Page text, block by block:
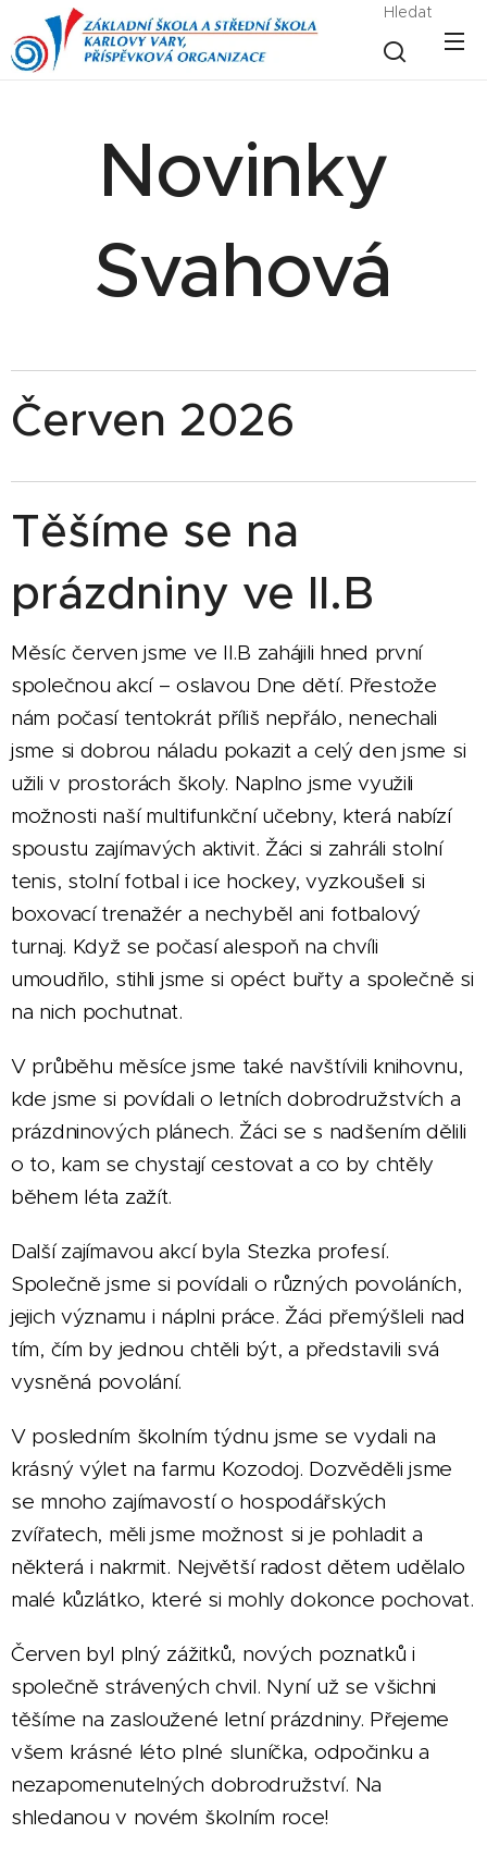
Hledat
Novinky
Svahová
Červen 2026
Těšíme se na
prázdniny ve II.B
Měsíc červen jsme ve II.B zahájili hned první
společnou akcí – oslavou Dne dětí. Přestože
nám počasí tentokrát příliš nepřálo, nenechali
jsme si dobrou náladu pokazit a celý den jsme si
užili v prostorách školy. Naplno jsme využili
možnosti naší multifunkční učebny, která nabízí
spoustu zajímavých aktivit. Žáci si zahráli stolní
tenis, stolní fotbal i ice hockey, vyzkoušeli si
boxovací trenažér a nechyběl ani fotbalový
turnaj. Když se počasí alespoň na chvíli
umoudřilo, stihli jsme si opéct buřty a společně si
na nich pochutnat.
V průběhu měsíce jsme také navštívili knihovnu,
kde jsme si povídali o letních dobrodružstvích a
prázdninových plánech. Žáci se s nadšením dělili
o to, kam se chystají cestovat a co by chtěly
během léta zažít.
Další zajímavou akcí byla Stezka profesí.
Společně jsme si povídali o různých povoláních,
jejich významu i náplni práce. Žáci přemýšleli nad
tím, čím by jednou chtěli být, a představili svá
vysněná povolání.
V posledním školním týdnu jsme se vydali na
krásný výlet na farmu Kozodoj. Dozvěděli jsme
se mnoho zajímavostí o hospodářských
zvířatech, měli jsme možnost si je pohladit a
některá i nakrmit. Největší radost dětem udělalo
malé kůzlátko, které si mohly dokonce pochovat.
Červen byl plný zážitků, nových poznatků i
společně strávených chvil. Nyní už se všichni
těšíme na zasloužené letní prázdniny. Přejeme
všem krásné léto plné sluníčka, odpočinku a
nezapomenutelných dobrodružství. Na
shledanou v novém školním roce!